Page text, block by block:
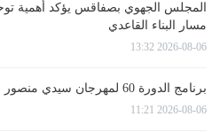
المجلس الجهوي بصفاقس يؤكد أهمية
مسار البناء القاعدي
2026-08-06 13:32
برنامج الدورة 60 لمهرجان سيدي منصور
2026-08-06 11:21